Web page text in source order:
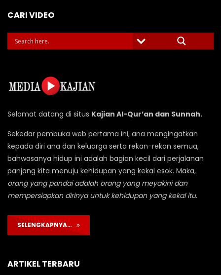
CARI VIDEO
Selamat datang di situs Kajian Al-Qur’an dan Sunnah.
Sekedar pembuka web pertama ini, ana mengingatkan
kepada diri ana dan keluarga serta rekan-rekan semua,
bahwasanya hidup ini adalah bagian kecil dari perjalanan
panjang kita menuju kehidupan yang kekal esok. Maka,
orang yang pandai adalah orang yang meyakini dan
mempersiapkan dirinya untuk kehidupan yang kekal itu.
SELENGKAPNYA…
ARTIKEL TERBARU